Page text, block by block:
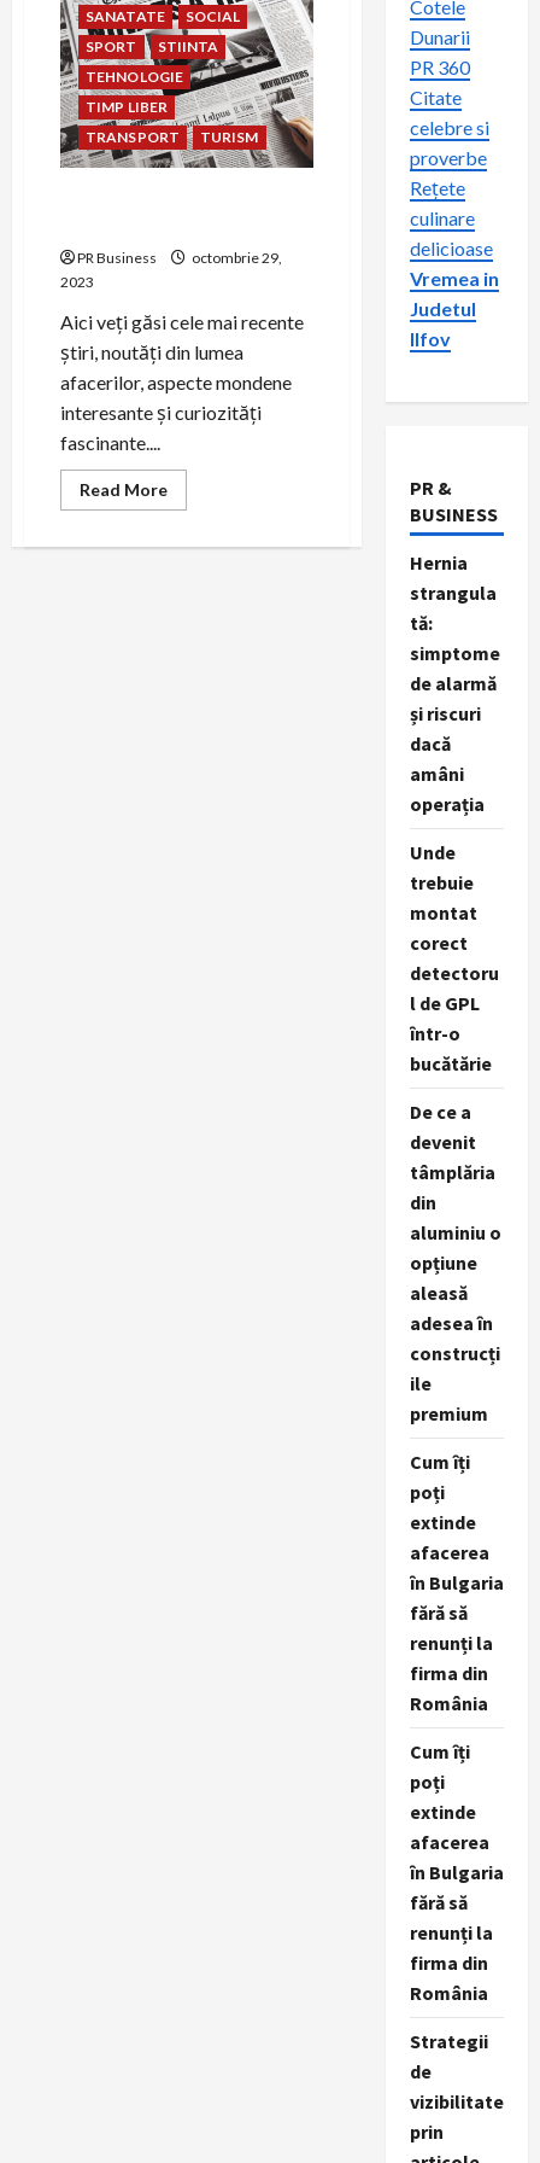
SANATATE
SOCIAL
SPORT
STIINTA
TEHNOLOGIE
TIMP LIBER
TRANSPORT
TURISM
PR Business
octombrie 29,
2023
Aici veți găsi cele mai recente
știri, noutăți din lumea
afacerilor, aspecte mondene
interesante și curiozități
fascinante....
Read MoreRead
more
–
Cotele
Dunarii
PR 360
Citate
celebre si
proverbe
Rețete
culinare
delicioase
Vremea in
Judetul
Ilfov
PR &
BUSINESS
Hernia
strangula
tă:
simptome
de alarmă
și riscuri
dacă
amâni
operația
Unde
trebuie
montat
corect
detectoru
l de GPL
într-o
bucătărie
De ce a
devenit
tâmplăria
din
aluminiu o
opțiune
aleasă
adesea în
construcți
ile
premium
Cum îți
poți
extinde
afacerea
în Bulgaria
fără să
renunți la
firma din
România
Cum îți
poți
extinde
afacerea
în Bulgaria
fără să
renunți la
firma din
România
Strategii
de
vizibilitate
prin